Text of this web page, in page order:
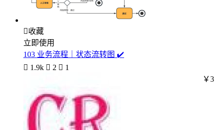
收藏
立即使用
103 业务流程｜状态流转图 ✔️
 1.9k  2  1
￥3